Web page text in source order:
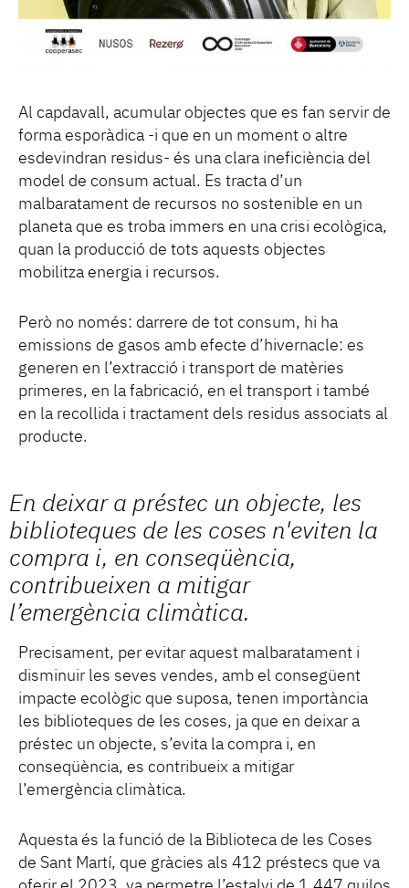
Al capdavall, acumular objectes que es fan servir de
forma esporàdica -i que en un moment o altre
esdevindran residus- és una clara ineficiència del
model de consum actual. Es tracta d’un
malbaratament de recursos no sostenible en un
planeta que es troba immers en una crisi ecològica,
quan la producció de tots aquests objectes
mobilitza energia i recursos.
Però no només: darrere de tot consum, hi ha
emissions de gasos amb efecte d’hivernacle: es
generen en l’extracció i transport de matèries
primeres, en la fabricació, en el transport i també
en la recollida i tractament dels residus associats al
producte.
En deixar a préstec un objecte, les
biblioteques de les coses n'eviten la
compra i, en conseqüència,
contribueixen a mitigar
l’emergència climàtica.
Precisament, per evitar aquest malbaratament i
disminuir les seves vendes, amb el consegüent
impacte ecològic que suposa, tenen importància
les biblioteques de les coses, ja que en deixar a
préstec un objecte, s’evita la compra i, en
conseqüència, es contribueix a mitigar
l’emergència climàtica.
Aquesta és la funció de la Biblioteca de les Coses
de Sant Martí, que gràcies als 412 préstecs que va